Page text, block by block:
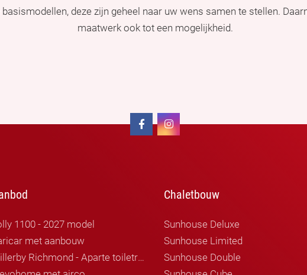
deze zijn geheel naar uw wens samen te stellen.
maatwerk ook tot een mogelijkheid.
1100 - 2027 model
met aanbouw
Willerby Richmond - Aparte toiletruimte
Chaletbouw
Sunhouse Deluxe
Sunhouse Limited
Sunhouse Double